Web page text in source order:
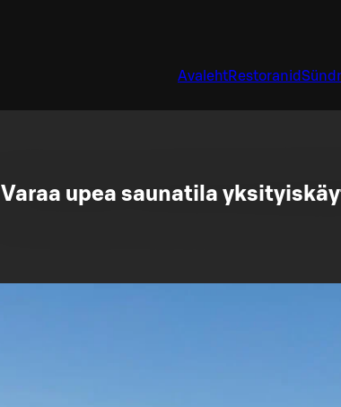
AvalehtRestoranid
Varaa upea saunatila